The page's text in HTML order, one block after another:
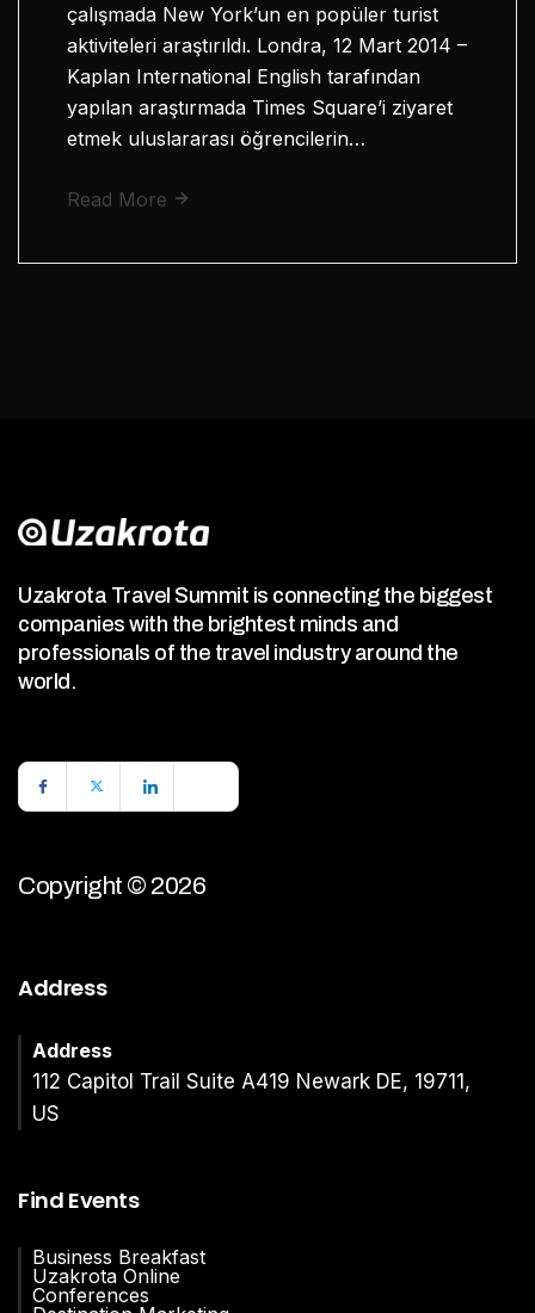
çalışmada New York’un en popüler turist
aktiviteleri araştırıldı. Londra, 12 Mart 2014 –
Kaplan International English tarafından
yapılan araştırmada Times Square’i ziyaret
etmek uluslararası öğrencilerin…
Read More
Uzakrota Travel Summit is connecting the biggest
companies with the brightest minds and
professionals of the travel industry around the
world.
Copyright © 2026
Address
Address
112 Capitol Trail Suite A419 Newark DE, 19711,
US
Find Events
Business Breakfast
Uzakrota Online
Conferences